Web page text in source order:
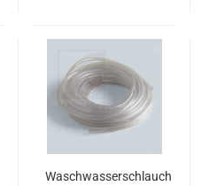
Waschwasserschlauch